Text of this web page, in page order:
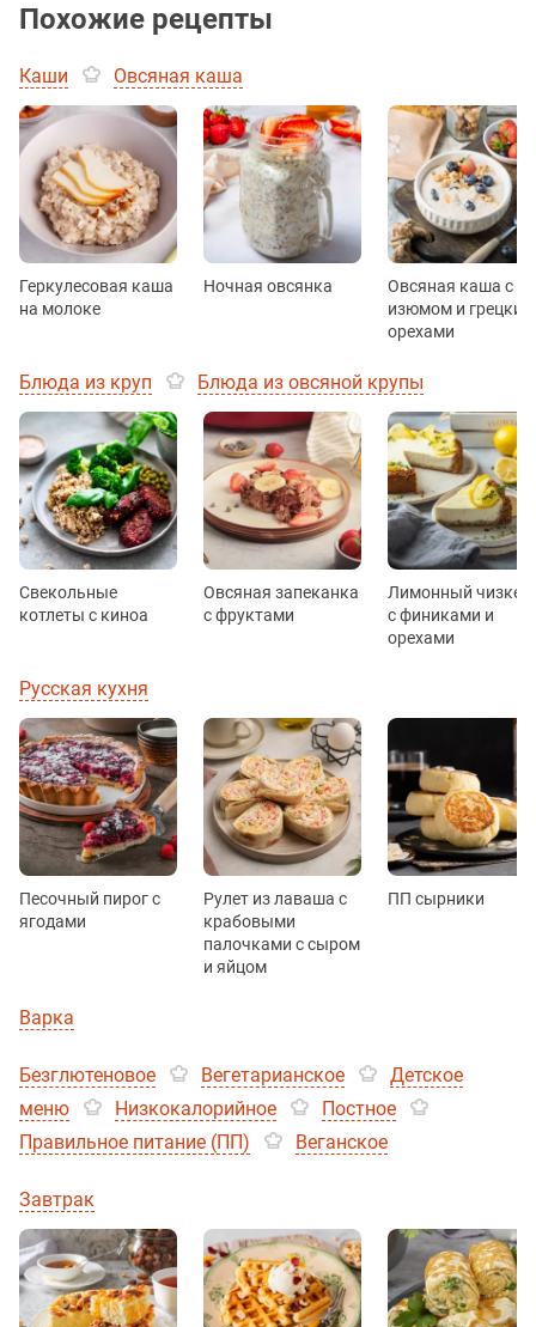
Похожие рецепты
Каши Овсяная каша
Геркулесовая каша
на молоке
Ночная овсянка
Овсяная каша с
изюмом и
орехами
Блюда из круп Блюда из овсяной крупы
Свекольные
котлеты с киноа
Овсяная запеканка
с фруктами
Лимонный
с финиками и
орехами
Русская кухня
Песочный пирог с
ягодами
Рулет из лаваша с
крабовыми
палочками с сыром
и яйцом
ПП сырники
Варка
Безглютеновое Вегетарианское
Детское
меню
Низкокалорийное
Постное
Правильное питание (ПП)
Веганское
Завтрак